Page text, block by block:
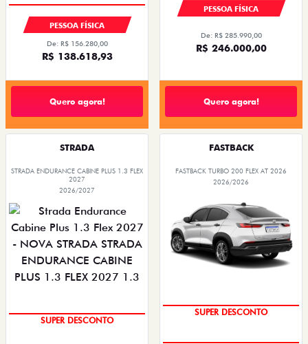
PESSOA FÍSICA
De: R$ 156.280,00
R$ 138.618,93
Quero agora!
PESSOA FÍSICA
De: R$ 285.990,00
R$ 246.000,00
Quero agora!
STRADA
STRADA ENDURANCE CABINE PLUS 1.3 FLEX
2027
2026/2027
SUPER DESCONTO
FASTBACK
FASTBACK TURBO 200 FLEX AT 2026
2026/2026
SUPER DESCONTO